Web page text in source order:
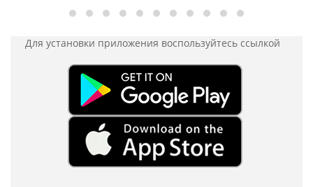
Для установки приложения воспользуйтесь ссылкой